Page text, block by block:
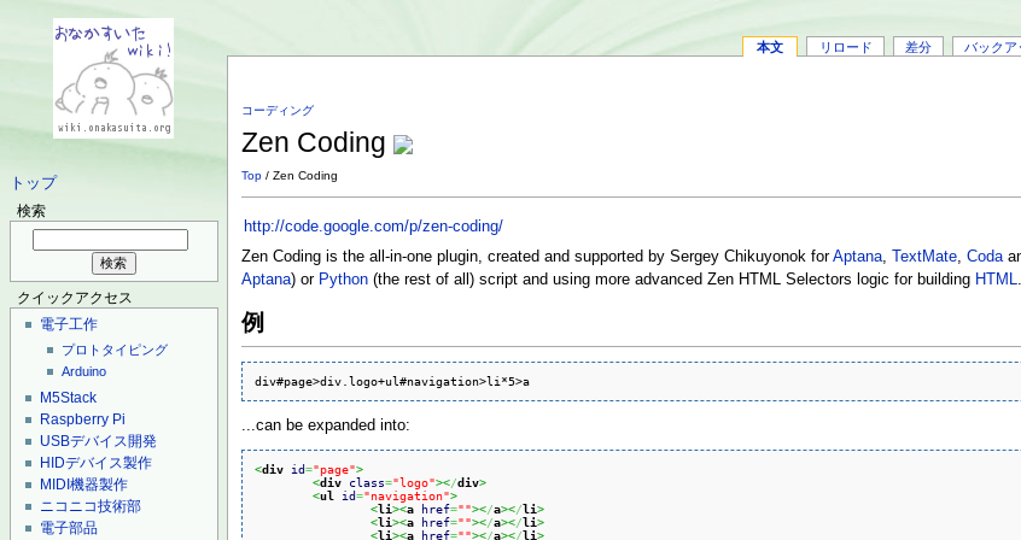
トップ
検索
クイックアクセス
電子工作
プロトタイピング
Arduino
M5Stack
Raspberry Pi
USBデバイス開発
HIDデバイス製作
MIDI機器製作
ニコニコ技術部
電子部品
本文 リロード 差分 バックア
コーディング
Zen Coding
Top / Zen Coding
http://code.google.com/p/zen-coding/
Zen Coding is the all-in-one plugin, created and supported by Sergey Chikuyonok forAptana, TextMate,Coda
Aptana) or Python (the rest of all) script and using more advanced Zen HTML Selectors logic for building HTML.
例
div#page>div.logo+ul#navigation>li*5>a
...can be expanded into:
<div id="page">
<div class="logo"></div>
<ul id="navigation">
<li><a href=""></a></li>
<li><a href=""></a></li>
<li><a href=""></a></li>